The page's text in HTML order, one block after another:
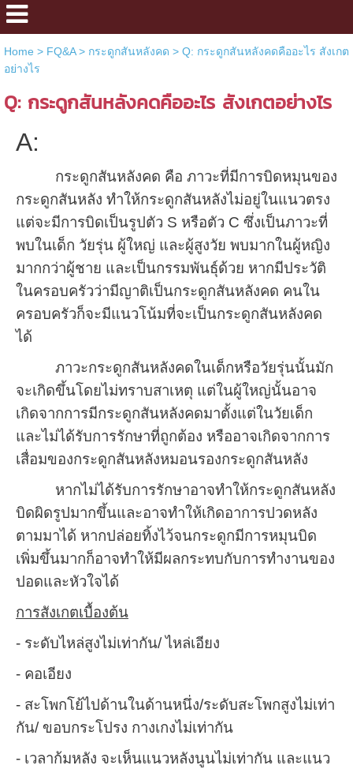
Home > FQ&A> กระดูกสันหลังคด > Q: กระดูกสันหลังคดคืออะไร สังเกต
อย่างไร
Q: กระดูกสันหลังคดคืออะไร สังเกตอย่างไร
A:
กระดูกสันหลังคด คือ ภาวะที่มีการบิดหมุนของ
กระดูกสันหลัง ทำให้กระดูกสันหลังไม่อยู่ในแนวตรง
แต่จะมีการบิดเป็นรูปตัว S หรือตัว C ซึ่งเป็นภาวะที่
พบในเด็ก วัยรุ่น ผู้ใหญ่ และผู้สูงวัย พบมากในผู้หญิง
มากกว่าผู้ชาย และเป็นกรรมพันธุ์ด้วย หากมีประวัติ
ในครอบครัวว่ามีญาติเป็นกระดูกสันหลังคด คนใน
ครอบครัวก็จะมีแนวโน้มที่จะเป็นกระดูกสันหลังคด
ได้
ภาวะกระดูกสันหลังคดในเด็กหรือวัยรุ่นนั้นมัก
จะเกิดขึ้นโดยไม่ทราบสาเหตุ แต่ในผู้ใหญ่นั้นอาจ
เกิดจากการมีกระดูกสันหลังคดมาตั้งแต่ในวัยเด็ก
และไม่ได้รับการรักษาที่ถูกต้อง หรืออาจเกิดจากการ
เสื่อมของกระดูกสันหลังหมอนรองกระดูกสันหลัง
หากไม่ได้รับการรักษาอาจทำให้กระดูกสันหลัง
บิดผิดรูปมากขึ้นและอาจทำให้เกิดอาการปวดหลัง
ตามมาได้ หากปล่อยทิ้งไว้จนกระดูกมีการหมุนบิด
เพิ่มขึ้นมากก็อาจทำให้มีผลกระทบกับการทำงานของ
ปอดและหัวใจได้
การสังเกตเบื้องต้น
- ระดับไหล่สูงไม่เท่ากัน/ ไหล่เอียง
- คอเอียง
- สะโพกโย้ไปด้านในด้านหนึ่ง/ระดับสะโพกสูงไม่เท่า
กัน/ ขอบกระโปรง กางเกงไม่เท่ากัน
- เวลาก้มหลัง จะเห็นแนวหลังนูนไม่เท่ากัน และแนว